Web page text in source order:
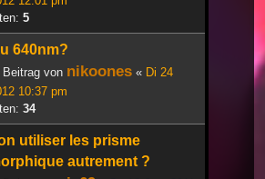
5
640nm?
Beitrag von nikoones « Di 24
10:37 pm
34
utiliser les prisme
autrement ?